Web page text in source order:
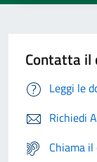
Contatta il
Leggi le
Richiedi
Chiama